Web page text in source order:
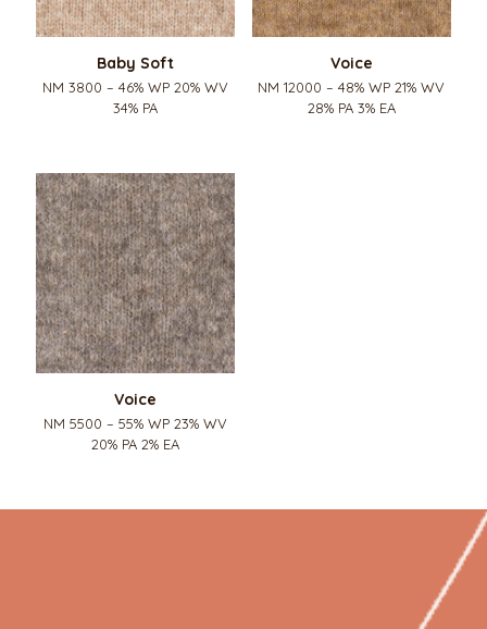
Baby Soft
NM 3800 – 46% WP 20% WV
34% PA
Voice
NM 12000 – 48% WP 21% WV
28% PA 3% EA
Voice
NM 5500 – 55% WP 23% WV
20% PA 2% EA